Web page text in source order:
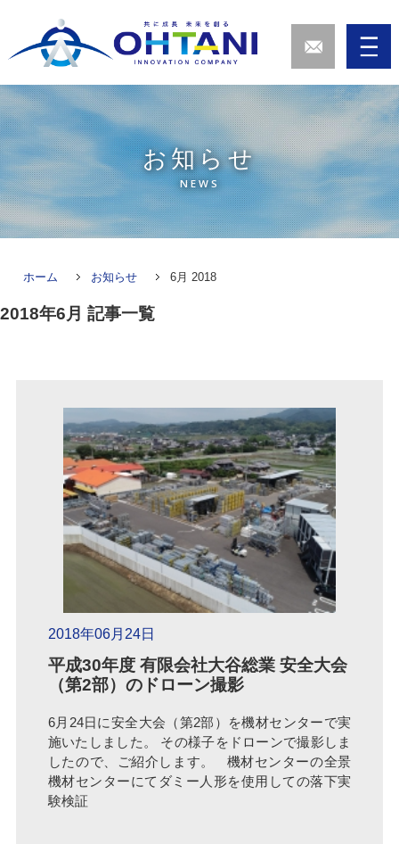
お知らせ
NEWS
ホーム お知らせ 6月 2018
2018年6月 記事一覧
2018年06月24日
平成30年度 有限会社大谷総業 安全大会
（第2部）のドローン撮影
6月24日に安全大会（第2部）を機材センターで実
施いたしました。 その様子をドローンで撮影しま
したので、ご紹介します。 機材センターの全景
機材センターにてダミー人形を使用しての落下実
験検証